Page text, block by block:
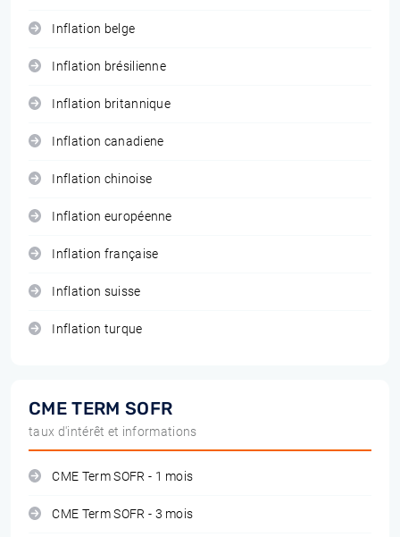
Inflation belge
Inflation brésilienne
Inflation britannique
Inflation canadiene
Inflation chinoise
Inflation européenne
Inflation française
Inflation suisse
Inflation turque
CME TERM SOFR
taux d'intérêt et informations
CME Term SOFR - 1 mois
CME Term SOFR - 3 mois